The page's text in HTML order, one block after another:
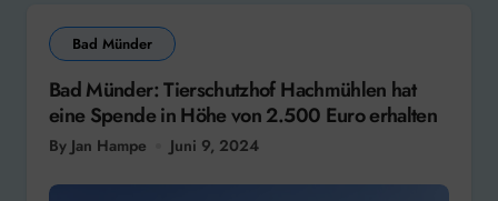
Bad Münder
Bad Münder: Tierschutzhof Hachmühlen hat
eine Spende in Höhe von 2.500 Euro erhalten
By Jan Hampe Juni 9, 2024